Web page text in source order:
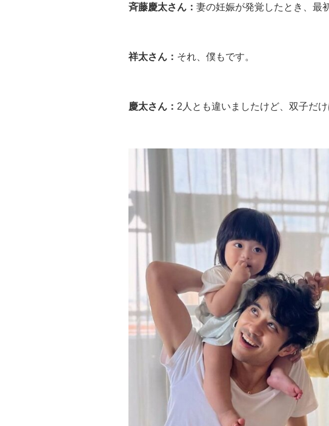
斉藤慶太さん： 妻の妊娠が発覚したとき、最
祥太さん： それ、僕もです。
慶太さん： 2人とも違いましたけど、双子だ